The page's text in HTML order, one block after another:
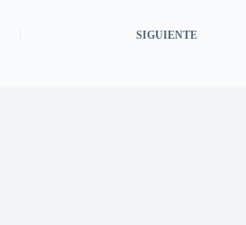
SIGUIENTE